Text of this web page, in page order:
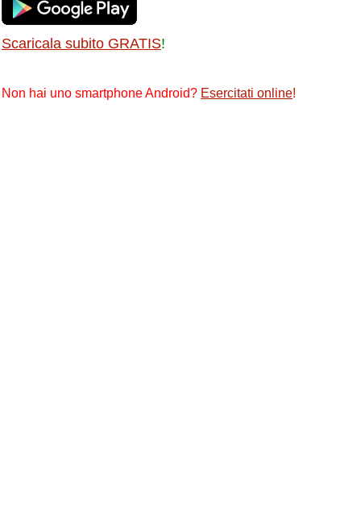
Scaricala subito GRATIS!
Non hai uno smartphone Android? Esercitati online!